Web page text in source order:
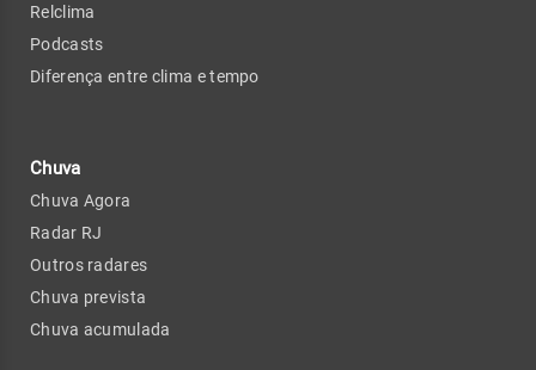
Relclima
Podcasts
Diferença entre clima e tempo
Chuva
Chuva Agora
Radar RJ
Outros radares
Chuva prevista
Chuva acumulada